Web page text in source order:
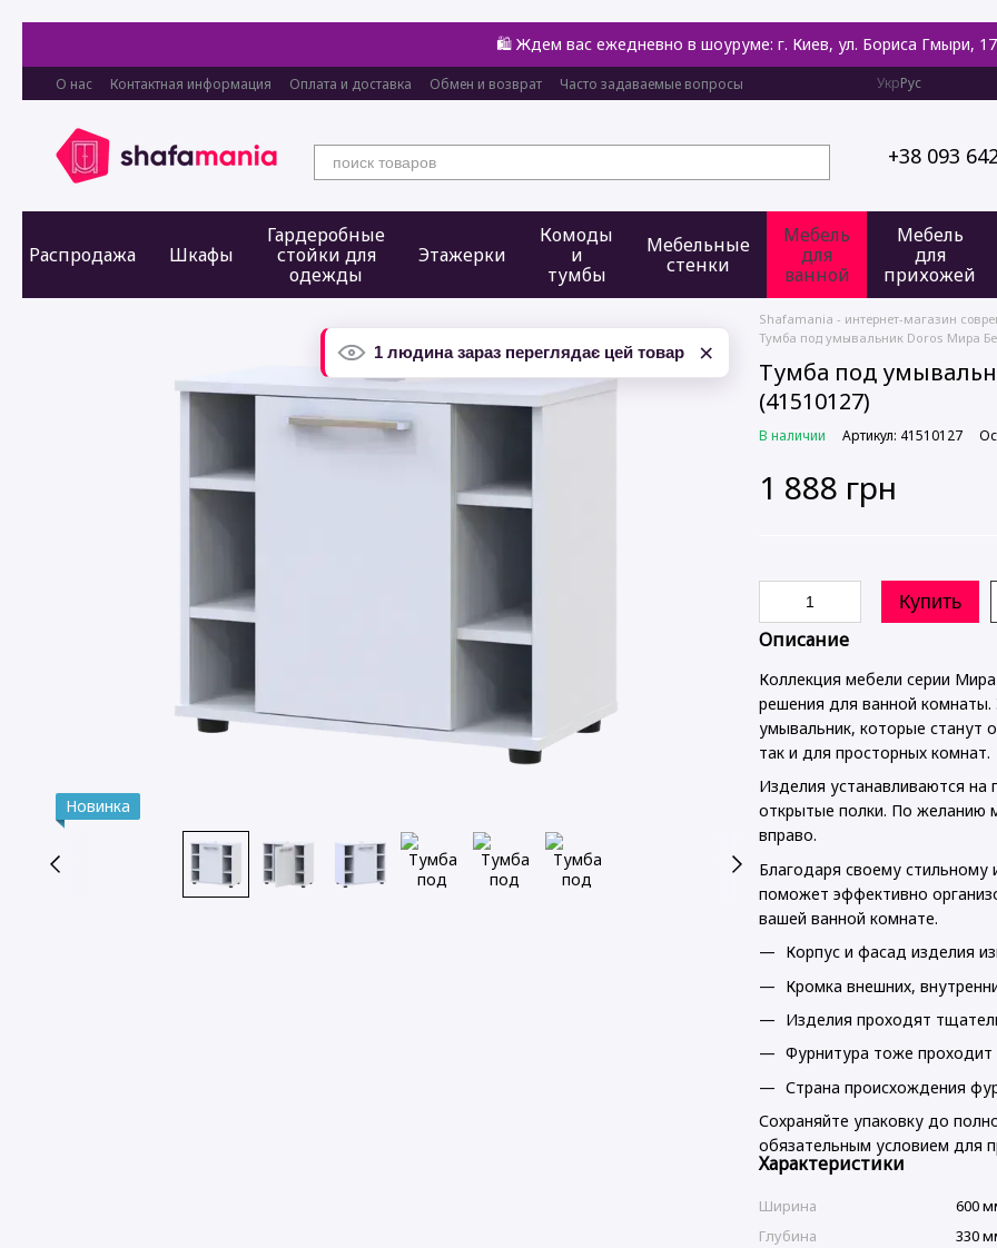
🛍️ Ждем вас ежедневно в шоуруме: г. Киев, ул. Бориса Гмыри,
О нас Контактная информация Оплата и доставка Обмен и возврат Часто задаваемые вопросы УкрРус
+38 093
Распродажа Шкафы
Гардеробные
стойки для
одежды
Этажерки
Комоды
и
тумбы
Мебельные
стенки
Мебель
для
ванной
Мебель
для
прихожей
Новинка
1 людина зараз переглядає цей товар ×
Shafamania - интернет-магазин
Тумба под умывальник Doros Мира
Тумба под
(41510127)
В наличии Артикул: 41510127
1 888 грн
Купить
Описание
Коллекция мебели серии
решения для ванной
умывальник, которые станут
так и для просторных комнат.
Изделия устанавливаются
открытые полки. По желанию
вправо.
Благодаря своему
поможет эффективно
вашей ванной комнате.
Корпус и фасад изделия
Кромка внешних,
Изделия проходят
Фурнитура тоже проходит
Страна происхождения
Сохраняйте упаковку до
обязательным условием для
Характеристики
Ширина
600
Глубина
330